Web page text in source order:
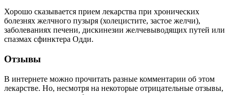
Хорошо сказывается прием лекарства при хронических
болезнях желчного пузыря (холецистите, застое желчи),
заболеваниях печени, дискинезии желчевыводящих путей или
спазмах сфинктера Одди.
Отзывы
В интернете можно прочитать разные комментарии об этом
лекарстве. Но, несмотря на некоторые отрицательные отзывы,